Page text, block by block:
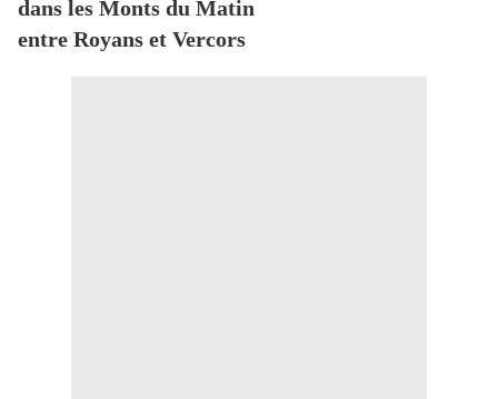
dans les Monts du Matin
entre Royans et Vercors